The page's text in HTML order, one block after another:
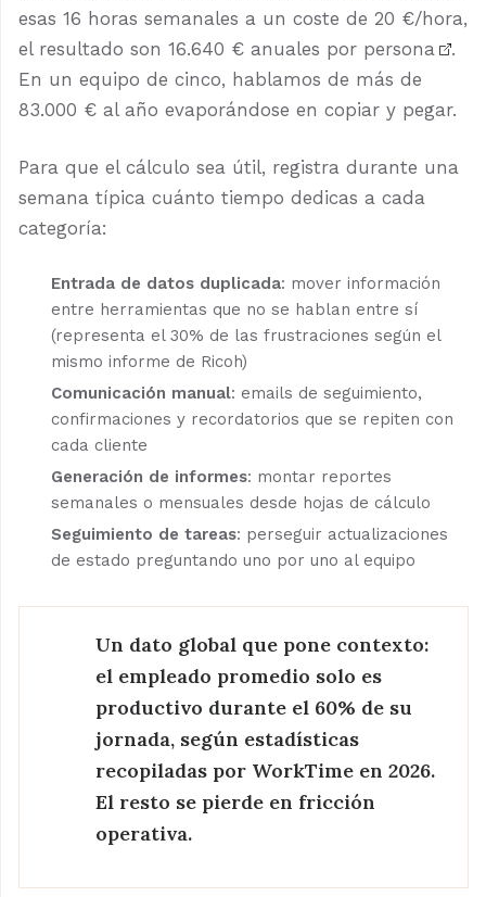
esas 16 horas semanales a un coste de 20 €/hora,
el resultado son 16.640 € anuales por persona
.
En un equipo de cinco, hablamos de más de
83.000 € al año evaporándose en copiar y pegar.
Para que el cálculo sea útil, registra durante una
semana típica cuánto tiempo dedicas a cada
categoría:
Entrada de datos duplicada: mover información
entre herramientas que no se hablan entre sí
(representa el 30% de las frustraciones según el
mismo informe de Ricoh)
Comunicación manual: emails de seguimiento,
confirmaciones y recordatorios que se repiten con
cada cliente
Generación de informes: montar reportes
semanales o mensuales desde hojas de cálculo
Seguimiento de tareas: perseguir actualizaciones
de estado preguntando uno por uno al equipo
Un dato global que pone contexto:
el empleado promedio solo es
productivo durante el 60% de su
jornada, según estadísticas
recopiladas por WorkTime en 2026.
El resto se pierde en fricción
operativa.